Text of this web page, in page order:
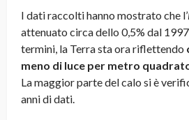
I dati raccolti hanno mostrato che l’
attenuato circa dello 0,5% dal
termini, la Terra sta ora riflettendo
meno di luce per metro
La maggior parte del calo si è
anni di dati.